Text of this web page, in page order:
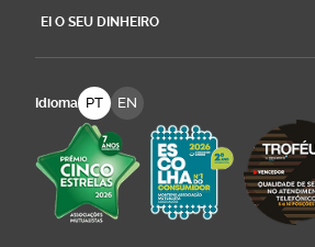
EI O SEU DINHEIRO
Idioma PT EN